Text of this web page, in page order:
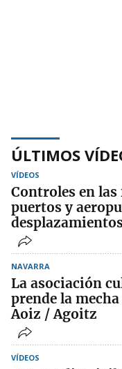
ÚLTIMOS
VÍDEOS
Controles en
puertos y
NAVARRA
La asociación
prende la
Aoiz / Agoitz
VÍDEOS